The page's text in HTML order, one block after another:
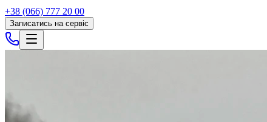
+38 (066) 777 20 00
Записатись на сервіс